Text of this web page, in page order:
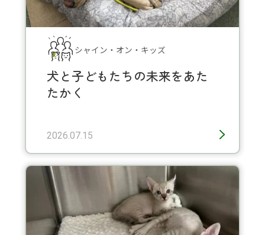
シャイン・オン・キッズ
犬と子どもたちの未来をあた
たかく
2026.07.15